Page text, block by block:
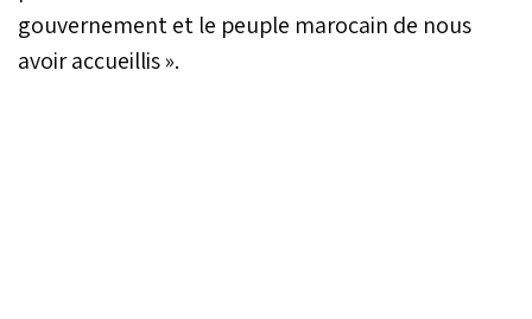
gouvernement et le peuple marocain de nous
avoir accueillis ».